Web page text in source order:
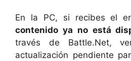
En la PC, si recibes el
contenido ya no está
través de Battle.Net,
actualización pendiente